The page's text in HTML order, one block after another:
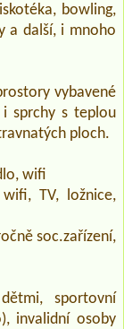
bowling,
a další, i mnoho
vybavené
sprchy s teplou
ploch.
wifi
TV, ložnice,
soc.zařízení,
sportovní
invalidní osoby